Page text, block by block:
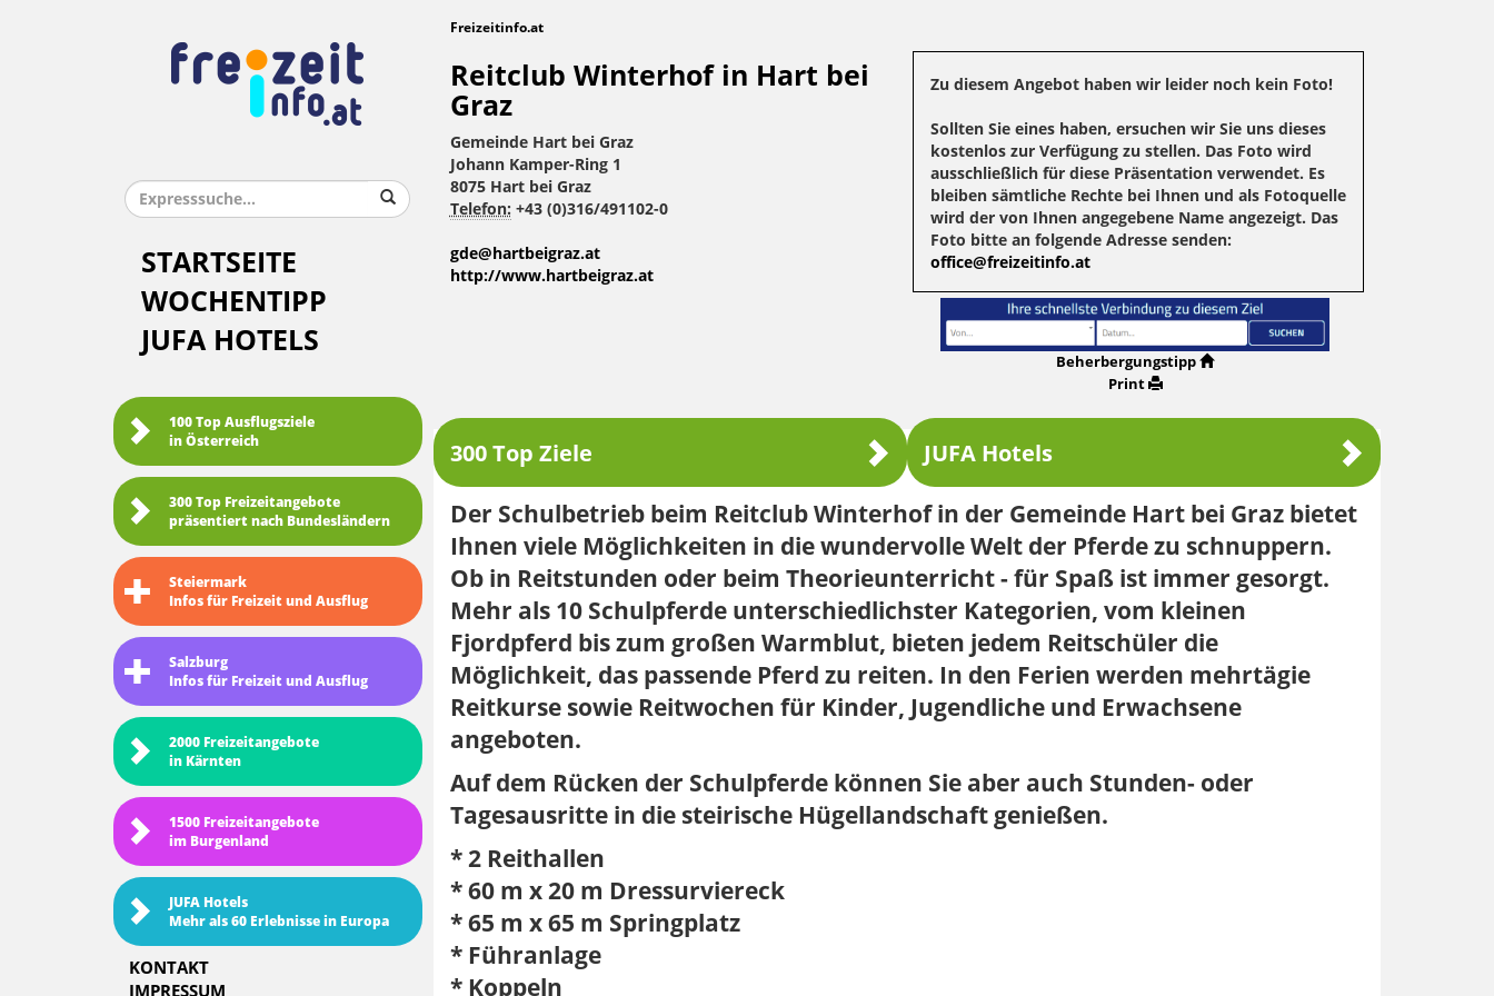
STARTSEITE
WOCHENTIPP
JUFA HOTELS
100 Top Ausflugsziele
in Österreich
300 Top Freizeitangebote
präsentiert nach Bundesländern
Steiermark
Infos für Freizeit und Ausflug
Salzburg
Infos für Freizeit und Ausflug
2000 Freizeitangebote
in Kärnten
1500 Freizeitangebote
im Burgenland
JUFA Hotels
Mehr als 60 Erlebnisse in Europa
KONTAKT
IMPRESSUM
Freizeitinfo.at
Reitclub Winterhof in Hart bei
Graz
Gemeinde Hart bei Graz
Johann Kamper-Ring 1
8075 Hart bei Graz
Telefon: +43 (0)316/491102-0
gde@hartbeigraz.at
http://www.hartbeigraz.at
Zu diesem Angebot haben wir leider noch kein Foto!
Sollten Sie eines haben, ersuchen wir Sie uns dieses
kostenlos zur Verfügung zu stellen. Das Foto wird
ausschließlich für diese Präsentation verwendet. Es
bleiben sämtliche Rechte bei Ihnen und als Fotoquelle
wird der von Ihnen angegebene Name angezeigt. Das
Foto bitte an folgende Adresse senden:
office@freizeitinfo.at
Beherbergungstipp
Print
300 Top Ziele JUFA Hotels
Der Schulbetrieb beim Reitclub Winterhof in der Gemeinde Hart bei Graz bietet
Ihnen viele Möglichkeiten in die wundervolle Welt der Pferde zu schnuppern.
Ob in Reitstunden oder beim Theorieunterricht - für Spaß ist immer gesorgt.
Mehr als 10 Schulpferde unterschiedlichster Kategorien, vom kleinen
Fjordpferd bis zum großen Warmblut, bieten jedem Reitschüler die
Möglichkeit, das passende Pferd zu reiten. In den Ferien werden mehrtägie
Reitkurse sowie Reitwochen für Kinder, Jugendliche und Erwachsene
angeboten.
Auf dem Rücken der Schulpferde können Sie aber auch Stunden- oder
Tagesausritte in die steirische Hügellandschaft genießen.
* 2 Reithallen
* 60 m x 20 m Dressurviereck
* 65 m x 65 m Springplatz
* Führanlage
* Koppeln